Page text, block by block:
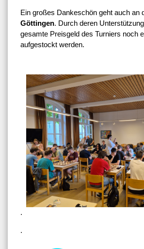
Ein großes Dankeschön geht auch an
Göttingen. Durch deren
gesamte Preisgeld des Turniers noch
aufgestockt werden.
.
.